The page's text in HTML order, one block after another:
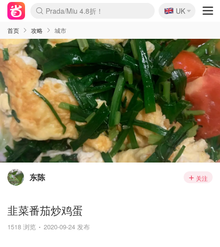
麦卢卡蜂蜜夏促！个位数！
Prada/Miu 4.8折！
啥？必胜客披萨5折！
🇬🇧
UK
首页 攻略 城市
东陈 关注
韭菜番茄炒鸡蛋
1518 浏览 2020-09-24 发布